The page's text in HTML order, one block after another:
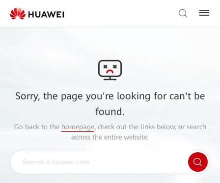
Sorry, the page you're looking for can't be
found.
Go back to the homepage, check out the links below, or search
across the entire website.